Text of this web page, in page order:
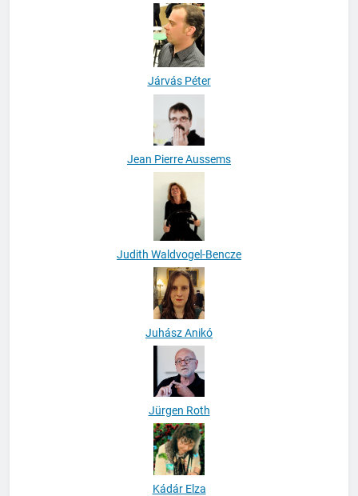
Járvás Péter
Jean Pierre Aussems
Judith Waldvogel-Bencze
Juhász Anikó
Jürgen Roth
Kádár Elza